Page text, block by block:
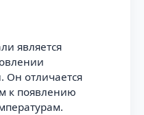
является
Он отличается
к появлению